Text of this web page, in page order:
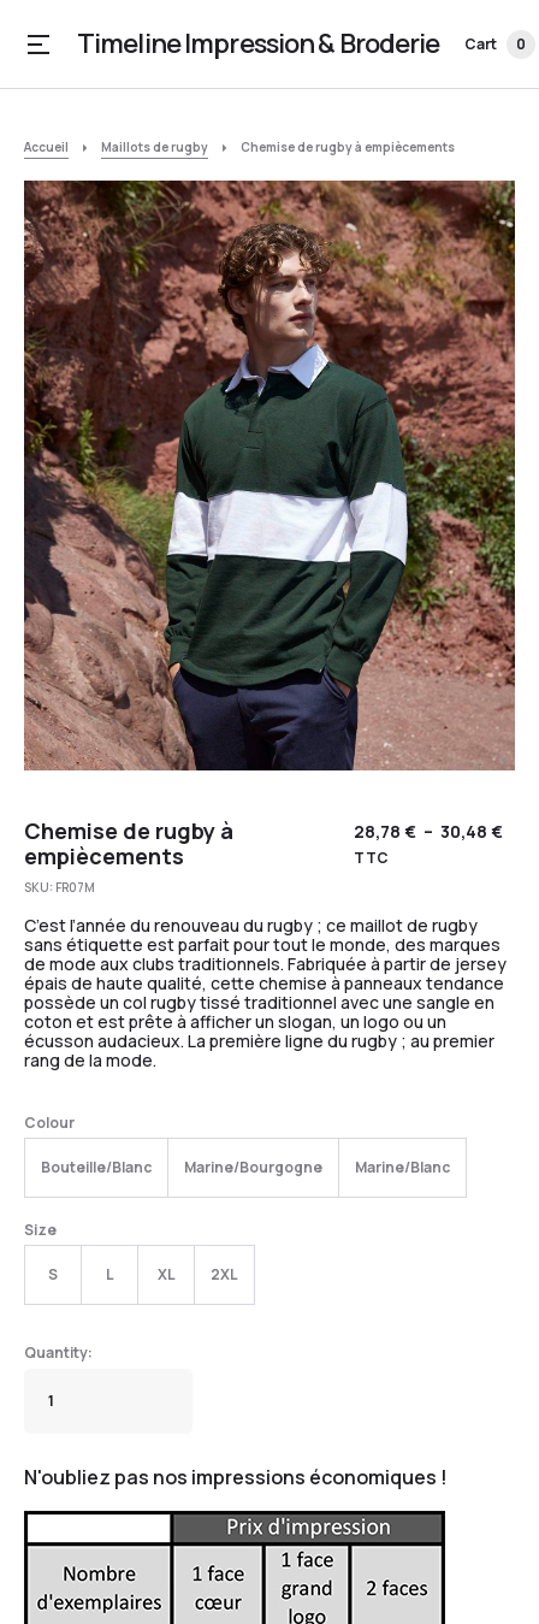
Timeline Impression & Broderie Cart 0
Accueil Maillots de rugby Chemise de rugby à empiècements
Chemise de rugby à
empiècements
28,78€ – 30,48€
TTC
SKU: FR07M
C’est l’année du renouveau du rugby ; ce maillot de rugby
sans étiquette est parfait pour tout le monde, des marques
de mode aux clubs traditionnels. Fabriquée à partir de jersey
épais de haute qualité, cette chemise à panneaux tendance
possède un col rugby tissé traditionnel avec une sangle en
coton et est prête à afficher un slogan, un logo ou un
écusson audacieux. La première ligne du rugby ; au premier
rang de la mode.
Colour
Bouteille/Blanc Marine/Bourgogne Marine/Blanc
Size
S L XL 2XL
N'oubliez pas nos impressions économiques !